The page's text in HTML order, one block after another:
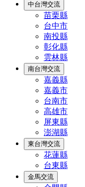
中台灣交流
苗栗縣
台中市
南投縣
彰化縣
雲林縣
南台灣交流
嘉義縣
嘉義市
台南市
高雄市
屏東縣
澎湖縣
東台灣交流
花蓮縣
台東縣
金馬交流